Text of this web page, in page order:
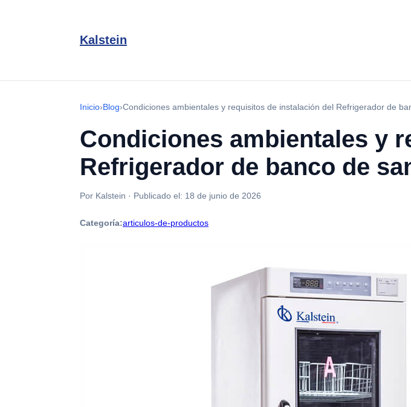
Kalstein
Inicio›Blog›Condiciones ambientales y requisitos de instalación del Refrigerador de
Condiciones ambientales y
Refrigerador de banco de
Por Kalstein · Publicado el: 18 de junio de 2026
Categoría:articulos-de-productos